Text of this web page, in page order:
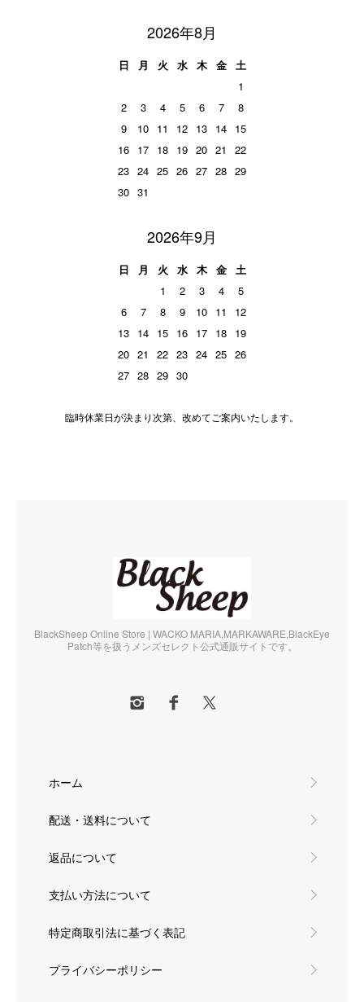
2026年8月
日 月 火 水 木 金
土
1
2
3 4 5 6 7
8
9
10 11 12 13 14 15
16 17 18 19 20 21
22
23 24 25 26 27 28 29
30 31
2026年9月
日 月 火 水 木 金
土
1
2 3 4
5
6
7 8 9 10 11
12
13 14 15 16 17 18 19
20 21 22 23 24 25 26
27 28 29 30
臨時休業日が決まり次第、改めてご案内いたします。
BlackSheep Online Store | WACKO MARIA,MARKAWARE,BlackEye
Patch等を扱うメンズセレクト公式通販サイトです。
ホーム
配送・送料について
返品について
支払い方法について
特定商取引法に基づく表記
プライバシーポリシー